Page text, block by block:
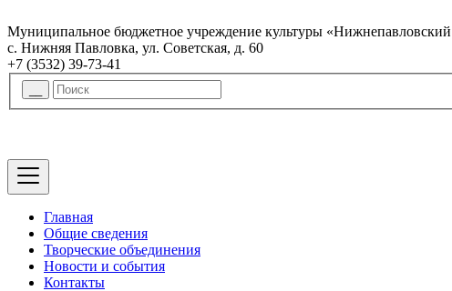
Муниципальное бюджетное учреждение культуры
с. Нижняя Павловка, ул. Советская, д. 60
+7 (3532) 39-73-41
Главная
Общие сведения
Творческие объединения
Новости и события
Контакты